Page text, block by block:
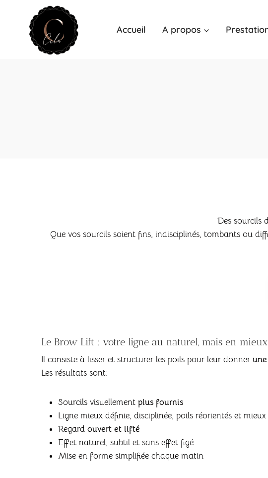
contenu
Accueil A propos
Des sourcils
Que vos sourcils soient fins, indisciplinés, tombants ou
Le Brow Lift : votre ligne au naturel, mais en mieux
Il consiste à lisser et structurer les poils pour leur donner
Les résultats sont:
Sourcils visuellement plus fournis
Ligne mieux définie, disciplinée, poils réorientés et
Regard ouvert et lifté
Effet naturel, subtil et sans effet figé
Mise en forme simplifiée chaque matin